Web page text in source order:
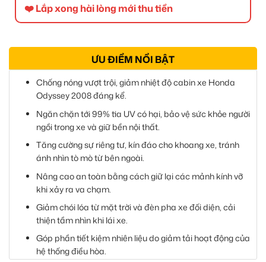
❤️ Lắp xong hài lòng mới thu tiền
ƯU ĐIỂM NỔI BẬT
Chống nóng vượt trội, giảm nhiệt độ cabin xe Honda
Odyssey 2008 đáng kể.
Ngăn chặn tới 99% tia UV có hại, bảo vệ sức khỏe người
ngồi trong xe và giữ bền nội thất.
Tăng cường sự riêng tư, kín đáo cho khoang xe, tránh
ánh nhìn tò mò từ bên ngoài.
Nâng cao an toàn bằng cách giữ lại các mảnh kính vỡ
khi xảy ra va chạm.
Giảm chói lóa từ mặt trời và đèn pha xe đối diện, cải
thiện tầm nhìn khi lái xe.
Góp phần tiết kiệm nhiên liệu do giảm tải hoạt động của
hệ thống điều hòa.